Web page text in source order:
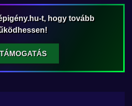
t, hogy tovább
TÁMOGATÁS